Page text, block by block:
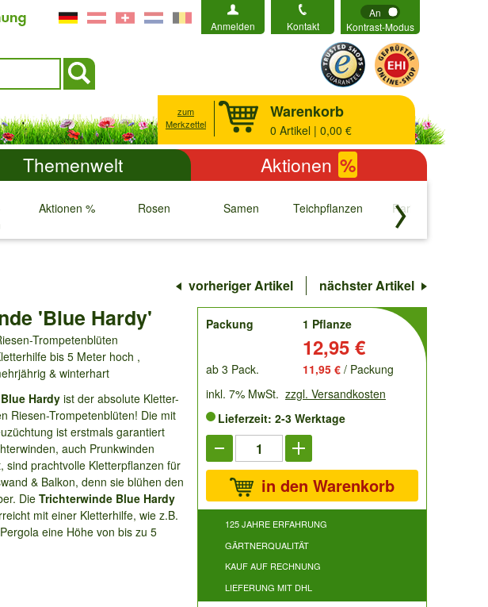
Anmelden Kontakt
An
Kontrast-Modus
zum
Merkzettel
Warenkorb
0 Artikel | 0,00 €
Themenwelt Aktionen %
Aktionen %
↓
Rosen
↓
Samen
↓
Teichpflanzen
↓
Raritäten
↓
vorheriger Artikel nächster Artikel
'Blue Hardy'
Trompetenblüten
bis 5 Meter hoch ,
& winterhart
Hardyist der absolute Kletter-
Riesen-Trompetenblüten! Die mit
ist erstmals garantiert
auch Prunkwinden
sind prachtvolle Kletterpflanzen für
& Balkon, denn sie blühen den
DieTrichterwinde Blue Hardy
mit einer Kletterhilfe, wie z.B.
eine Höhe von bis zu 5
order
Packung
1 Pflanze
12,95 €
ab 3 Pack. 11,95 € / Packung
inkl. 7% MwSt. zzgl. Versandkosten
Lieferzeit: 2-3 Werktage
in den Warenkorb
125 JAHRE ERFAHRUNG
GÄRTNERQUALITÄT
KAUF AUF RECHNUNG
LIEFERUNG MIT DHL